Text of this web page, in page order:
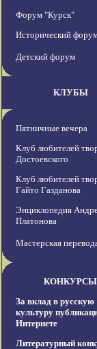
Форум "Курск"
Исторический
Детский форум
КЛУБЫ
Пятничные вечера
Клуб любителей
Достоевского
Клуб любителей
Гайто Газданова
Энциклопедия
Платонова
Мастерская
КОНКУРСЫ
За вклад в русскую
культуру
Интернете
Литературный